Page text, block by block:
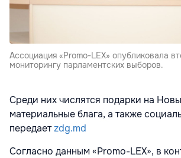
Ассоциация «Promo-LEX» опубликовала
мониторингу парламентских выборов.
Среди них числятся подарки на
материальные блага, а также
передаетzdg.md
Согласно данным «Promo-LEX», в